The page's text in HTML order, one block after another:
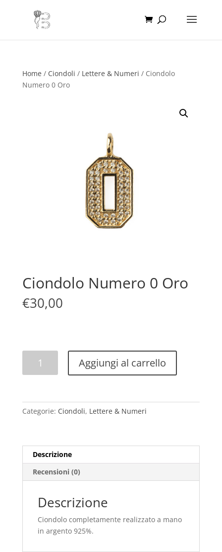
Home / Ciondoli / Lettere & Numeri / Ciondolo
Numero 0 Oro
Ciondolo Numero 0 Oro
€30,00
Numero
quantità
Aggiungi al carrello
Categorie: Ciondoli, Lettere & Numeri
Descrizione
Recensioni (0)
Descrizione
Ciondolo completamente realizzato a mano
in argento 925%.